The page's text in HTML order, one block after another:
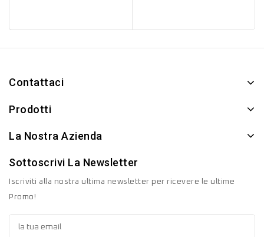
Contattaci
Prodotti
La Nostra Azienda
Sottoscrivi La Newsletter
Iscriviti alla nostra ultima newsletter per ricevere le ultime
Promo!